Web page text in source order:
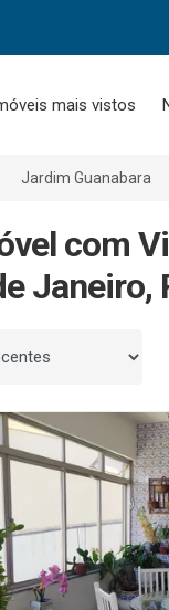
mais vistos
Jardim Guanabara
com
Janeiro,